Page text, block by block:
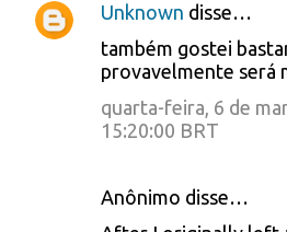
s
Unknown disse…
também gostei
provavelmente será
quarta-feira, 6 de
15:20:00 BRT
Anônimo disse…